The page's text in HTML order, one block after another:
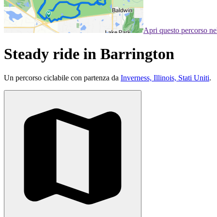
Apri questo percorso
Steady ride in Barrington
Un percorso ciclabile con partenza da Inverness, Illinois, Stati Uniti.